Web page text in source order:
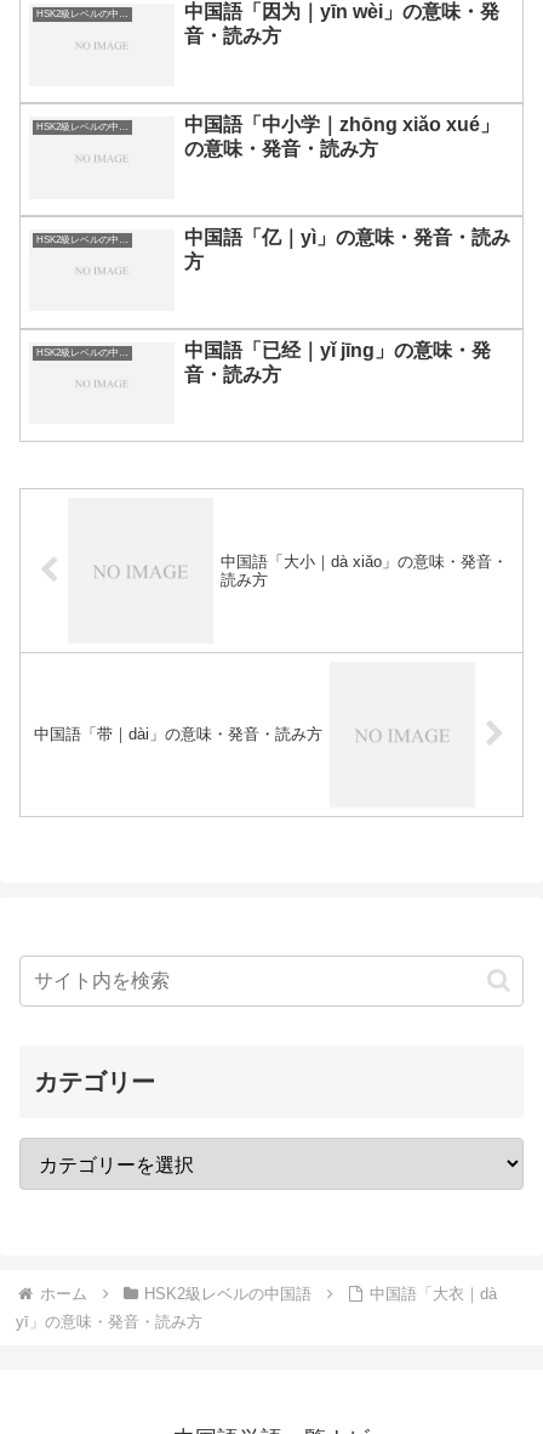
HSK2級レベルの中国語
中国語「因为｜yīn wèi」の意味・発
音・読み方
HSK2級レベルの中国語
中国語「中小学｜zhōng xiǎo xué」
の意味・発音・読み方
中国語「亿｜yì」の意味・発音・読み
方
中国語「已经｜yǐ jīng」の意味・発
音・読み方
中国語「大小｜dà xiǎo」の意味・発音・
読み方
中国語「带｜dài」の意味・発音・読み方
カテゴリー
ホーム HSK2級レベルの中国語
中国語「大衣｜dà
yī」の意味・発音・読み方